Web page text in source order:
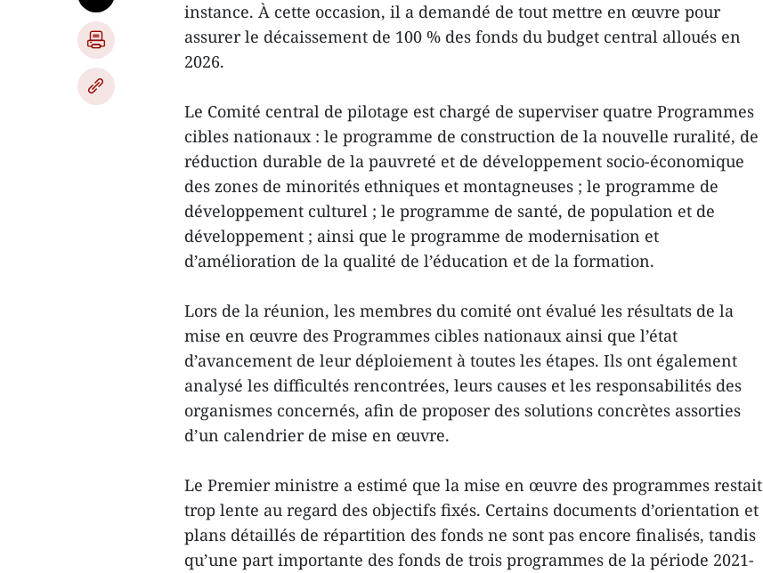
instance. À cette occasion, il a demandé de tout mettre en œuvre pour
assurer le décaissement de 100 % des fonds du budget central alloués en
2026.
Le Comité central de pilotage est chargé de superviser quatre Programmes
cibles nationaux : le programme de construction de la nouvelle ruralité, de
réduction durable de la pauvreté et de développement socio-économique
des zones de minorités ethniques et montagneuses ; le programme de
développement culturel ; le programme de santé, de population et de
développement ; ainsi que le programme de modernisation et
d’amélioration de la qualité de l’éducation et de la formation.
Lors de la réunion, les membres du comité ont évalué les résultats de la
mise en œuvre des Programmes cibles nationaux ainsi que l’état
d’avancement de leur déploiement à toutes les étapes. Ils ont également
analysé les difficultés rencontrées, leurs causes et les responsabilités des
organismes concernés, afin de proposer des solutions concrètes assorties
d’un calendrier de mise en œuvre.
Le Premier ministre a estimé que la mise en œuvre des programmes restait
trop lente au regard des objectifs fixés. Certains documents d’orientation et
plans détaillés de répartition des fonds ne sont pas encore finalisés, tandis
qu’une part importante des fonds de trois programmes de la période 2021-